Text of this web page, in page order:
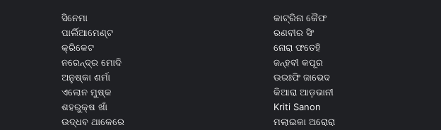
ସିନେମା
ପାର୍ଲିଆମେଣ୍ଟ
କ୍ରିକେଟ
ନରେନ୍ଦ୍ର ମୋଦି
ଅନୁଷ୍କା ଶର୍ମା
ଏଲୋନ ମୁଷ୍କ
ଶହରୁକ୍ଷ ଖାଁ
ଉଦ୍ଧବ ଥାକେରେ
କାଟ୍ରିନା କୈଫ
ରଣବୀର ସିଂ
ନୋରା ଫତେହି
ଜନ୍ହବୀ କପୂର
ଉରଃଫି ଜାଭେଦ
କିଆରା ଆଡ଼ଭାନୀ
Kriti Sanon
ମଲାଇକା ଅରୋରା